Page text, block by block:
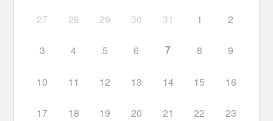
27
28 29 30 31 1 2
3 4 5 6 7 8 9
10 11 12 13 14 15 16
17 18 19 20 21 22 23